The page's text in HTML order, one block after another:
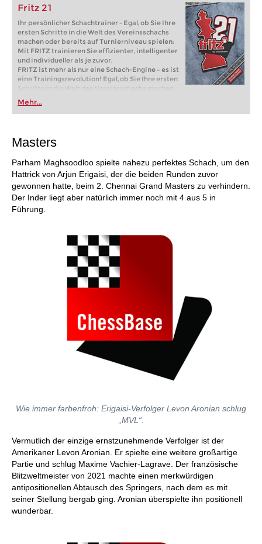
Fritz 21
Ihr persönlicher Schachtrainer - Egal, ob Sie Ihre
ersten Schritte in die Welt des Vereinsschachs
machen oder bereits auf Turnierniveau spielen:
Mit FRITZ trainieren Sie effizienter, intelligenter
und individueller als je zuvor.
FRITZ ist mehr als nur eine Schach-Engine – es ist
eine Trainingsrevolution! Egal, ob Sie Ihre ersten
Schritte in die Welt des Vereinsschachs machen
oder bereits auf Turnierniveau spielen: Mit
FRITZ trainieren Sie effizienter, intelligenter und
individueller als je zuvor.
Mehr...
Masters
Parham Maghsoodloo spielte nahezu perfektes Schach, um den
Hattrick von Arjun Erigaisi, der die beiden Runden zuvor
gewonnen hatte, beim 2. Chennai Grand Masters zu verhindern.
Der Inder liegt aber natürlich immer noch mit 4 aus 5 in
Führung.
Wie immer farbenfroh: Erigaisi-Verfolger Levon Aronian schlug
„MVL“.
Vermutlich der einzige ernstzunehmende Verfolger ist der
Amerikaner Levon Aronian. Er spielte eine weitere großartige
Partie und schlug Maxime Vachier-Lagrave. Der französische
Blitzweltmeister von 2021 machte einen merkwürdigen
antipositionellen Abtausch des Springers, nach dem es mit
seiner Stellung bergab ging. Aronian überspielte ihn positionell
wunderbar.